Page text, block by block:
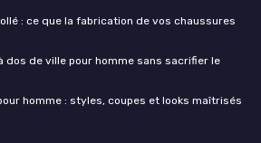
: ce que la fabrication de vos chaussures
dos de ville pour homme sans sacrifier le
homme : styles, coupes et looks maîtrisés